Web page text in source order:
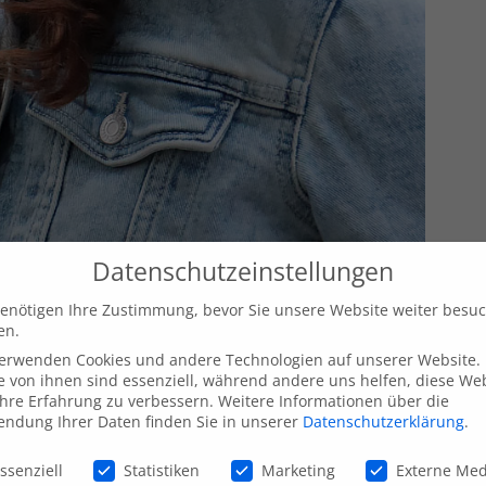
Datenschutzeinstellungen
Ihre Zustimmung, bevor Sie unsere Website weiter
Cookies und andere Technologien auf unserer Website.
von ihnen sind essenziell, während andere uns helfen, diese
Erfahrung zu verbessern. Weitere Informationen über die
Ihrer Daten finden Sie in unserer Datenschutzerklärung.
Statistiken Marketing Externe